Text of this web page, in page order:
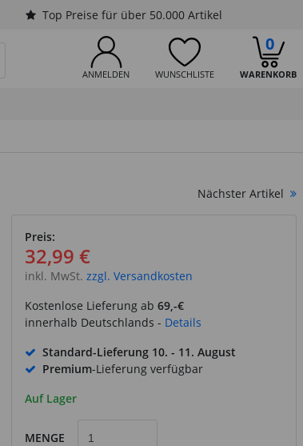
Top Preise für über 50.000 Artikel
ANMELDEN WUNSCHLISTE WARENKORB
0
PRODUKTSUCHE STARTEN
Nächster Artikel
Preis:
32,99 €
inkl. MwSt. zzgl. Versandkosten
Kostenlose Lieferung ab 69,-€
innerhalb Deutschlands - Details
Standard-Lieferung 10. - 11. August
Premium-Lieferung verfügbar
Auf Lager
MENGE